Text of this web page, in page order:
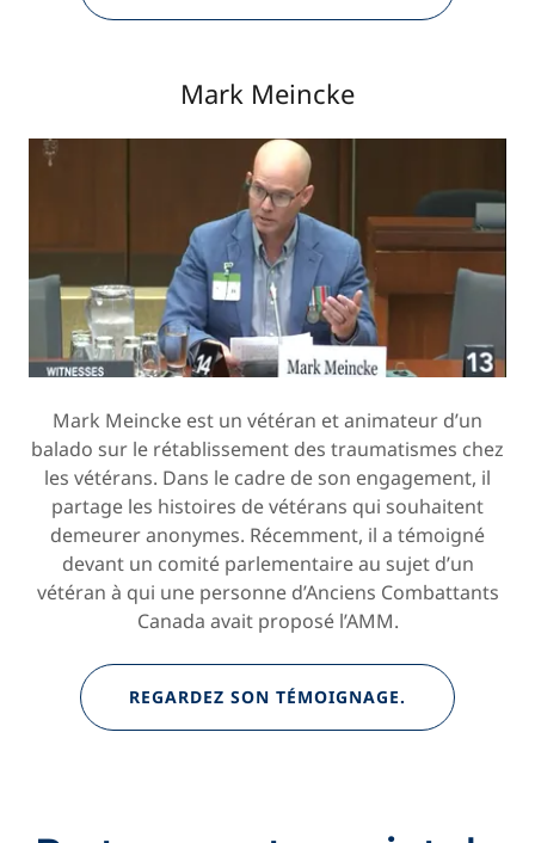
Mark Meincke
Mark Meincke est un vétéran et animateur d’un
balado sur le rétablissement des traumatismes chez
les vétérans. Dans le cadre de son engagement, il
partage les histoires de vétérans qui souhaitent
demeurer anonymes. Récemment, il a témoigné
devant un comité parlementaire au sujet d’un
vétéran à qui une personne d’Anciens Combattants
Canada avait proposé l’AMM.
REGARDEZ SON TÉMOIGNAGE.